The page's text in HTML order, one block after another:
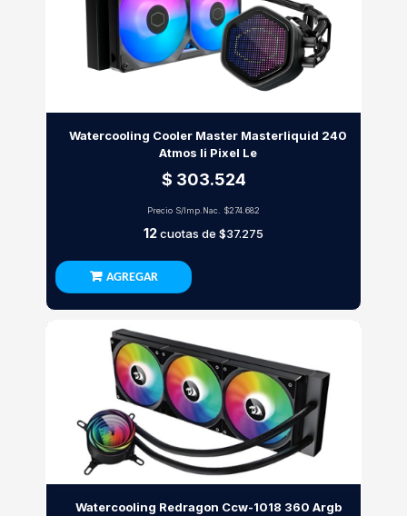
Watercooling Cooler Master Masterliquid 240
Atmos Ii Pixel Le
$ 303.524
Precio S/Imp.Nac. $274.682
12cuotas de $37.275
AGREGAR
Watercooling Redragon Ccw-1018 360 Argb